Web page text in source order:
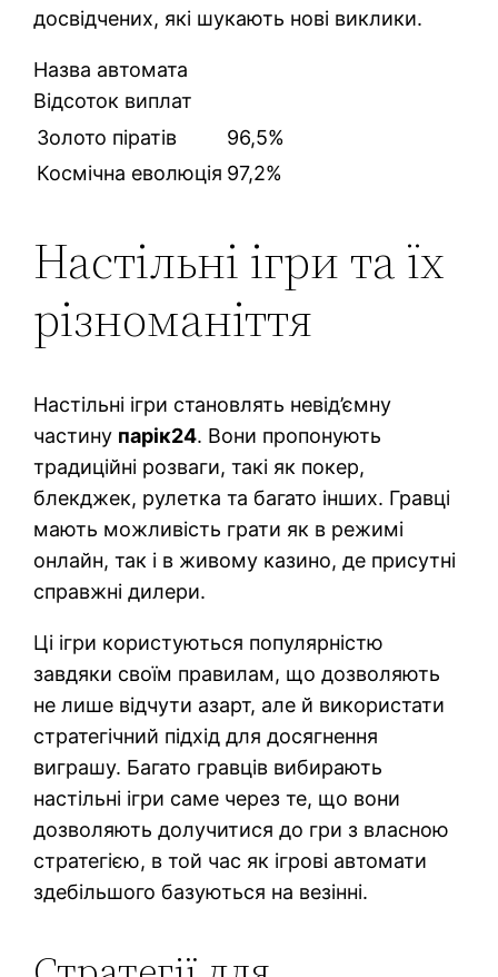
досвідчених, які шукають нові виклики.
Назва автомата
Відсоток виплат
Золото піратів
96,5%
Космічна еволюція 97,2%
Настільні ігри та їх
різноманіття
Настільні ігри становлять невід’ємну
частину парік24. Вони пропонують
традиційні розваги, такі як покер,
блекджек, рулетка та багато інших. Гравці
мають можливість грати як в режимі
онлайн, так і в живому казино, де присутні
справжні дилери.
Ці ігри користуються популярністю
завдяки своїм правилам, що дозволяють
не лише відчути азарт, але й використати
стратегічний підхід для досягнення
виграшу. Багато гравців вибирають
настільні ігри саме через те, що вони
дозволяють долучитися до гри з власною
стратегією, в той час як ігрові автомати
здебільшого базуються на везінні.